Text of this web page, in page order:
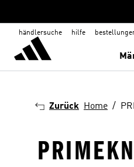
händlersuche hilfe
Zurück Home